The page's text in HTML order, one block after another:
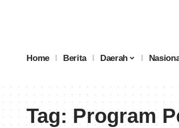
Home Berita Daerah
Tag:Program